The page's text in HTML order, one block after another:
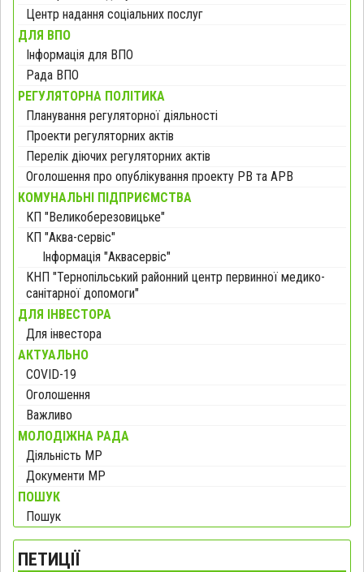
Центр надання соціальних послуг
ДЛЯ ВПО
Інформація для ВПО
Рада ВПО
РЕГУЛЯТОРНА ПОЛІТИКА
Планування регуляторної діяльності
Проекти регуляторних актів
Перелік діючих регуляторних актів
Оголошення про опублікування проекту РВ та АРВ
КОМУНАЛЬНІ ПІДПРИЄМСТВА
КП "Великоберезовицьке"
КП "Аква-сервіс"
Інформація "Аквасервіс"
КНП "Тернопільський районний центр первинної медико-
санітарної допомоги"
ДЛЯ ІНВЕСТОРА
Для інвестора
АКТУАЛЬНО
COVID-19
Оголошення
Важливо
МОЛОДІЖНА РАДА
Діяльність МР
Документи МР
ПОШУК
Пошук
ПЕТИЦІЇ